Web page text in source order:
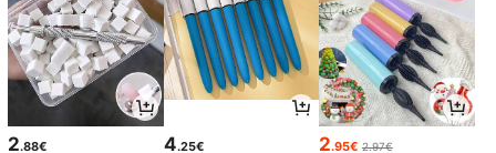
2.88€ 4.25€ 2.95€ 2.97€